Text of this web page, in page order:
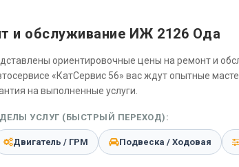
и обслуживание ИЖ 2126 Ода
ориентировочные цены на ремонт и
«КатСервис 56» вас ждут опытные
на выполненные услуги.
УСЛУГ (БЫСТРЫЙ ПЕРЕХОД):
Двигатель / ГРМ Подвеска / Ходовая